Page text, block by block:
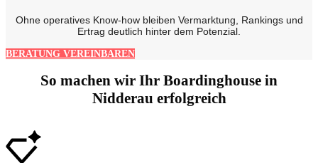
Ohne operatives Know-how bleiben Vermarktung, Rankings und
Ertrag deutlich hinter dem Potenzial.
BERATUNG VEREINBAREN
So machen wir Ihr Boardinghouse in
Nidderau erfolgreich